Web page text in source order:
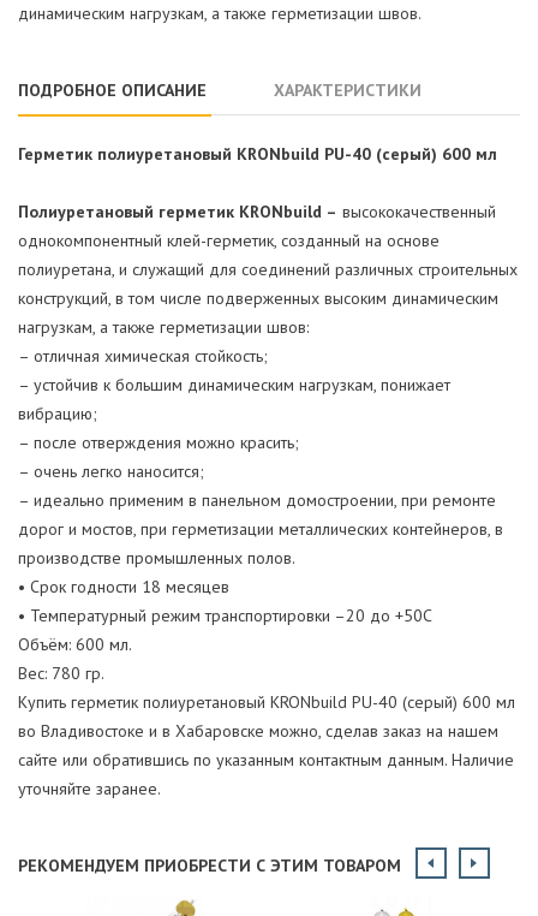
динамическим нагрузкам, а также герметизации швов.
ПОДРОБНОЕ ОПИСАНИЕ ХАРАКТЕРИСТИКИ
Герметик полиуретановый KRONbuild PU-40 (серый) 600 мл
Полиуретановый герметик KRONbuild – высококачественный
однокомпонентный клей-герметик, созданный на основе
полиуретана, и служащий для соединений различных строительных
конструкций, в том числе подверженных высоким динамическим
нагрузкам, а также герметизации швов:
– отличная химическая стойкость;
– устойчив к большим динамическим нагрузкам, понижает
вибрацию;
– после отверждения можно красить;
– очень легко наносится;
– идеально применим в панельном домостроении, при ремонте
дорог и мостов, при герметизации металлических контейнеров, в
производстве промышленных полов.
• Срок годности 18 месяцев
• Температурный режим транспортировки –20 до +50С
Объём: 600 мл.
Вес: 780 гр.
Купить герметик полиуретановый KRONbuild PU-40 (серый) 600 мл
во Владивостоке и в Хабаровске можно, сделав заказ на нашем
сайте или обратившись по указанным контактным данным. Наличие
уточняйте заранее.
РЕКОМЕНДУЕМ ПРИОБРЕСТИ С ЭТИМ ТОВАРОМ